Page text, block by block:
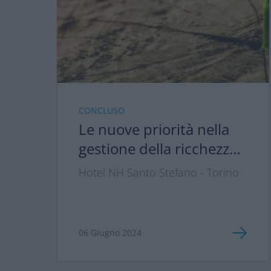
un posto a questa serata
speciale
*sino ad esaurimento.
Ti aspettiamo, insieme a chi vuoi
tu, per vivere insieme la magia
della musica!
CONCLUSO
Le nuove priorità nella
gestione della ricchezza:
tra longevità, inflazione e
Hotel NH Santo Stefano - Torino
06 Giugno 2024